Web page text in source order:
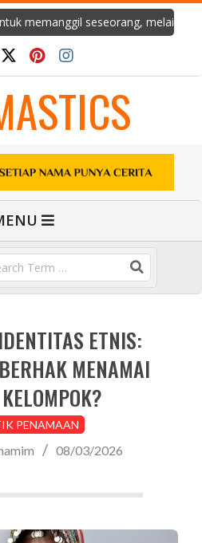
memanggil seseorang, melainkan
ETNIS:
MENAMAI
PENAMAAN
08/03/2026